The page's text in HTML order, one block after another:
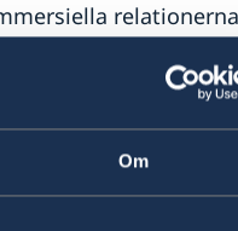
Om
(ISCC) har säte i Tel
mellan Israel och
och